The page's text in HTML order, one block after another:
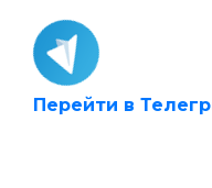
Перейти в